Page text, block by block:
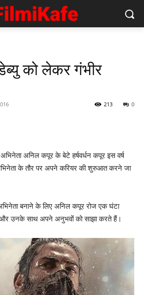
को लेकर गंभीर
0
213
अनिल कपूर के बेटे हर्षवर्धन कपूर इस वर्ष
के तौर पर अपने करियर की शुरुआत करने जा
बनाने के लिए अनिल कपूर रोज एक घंटा
और उनके साथ अपने अनुभवों को साझा करते हैं।